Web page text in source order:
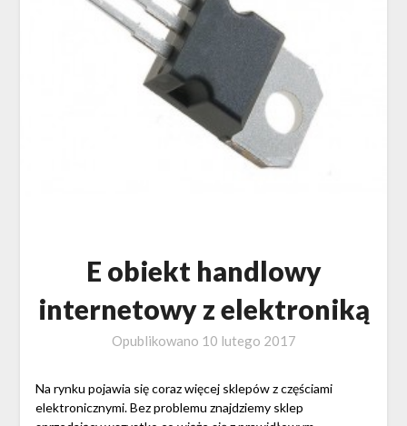
E obiekt handlowy
internetowy z elektroniką
Opublikowano 10 lutego 2017
Na rynku pojawia się coraz więcej sklepów z częściami
elektronicznymi. Bez problemu znajdziemy sklep